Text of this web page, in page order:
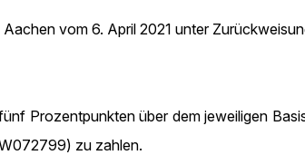
vom 6. April 2021 unter
Prozentpunkten über dem jeweiligen
zu zahlen.